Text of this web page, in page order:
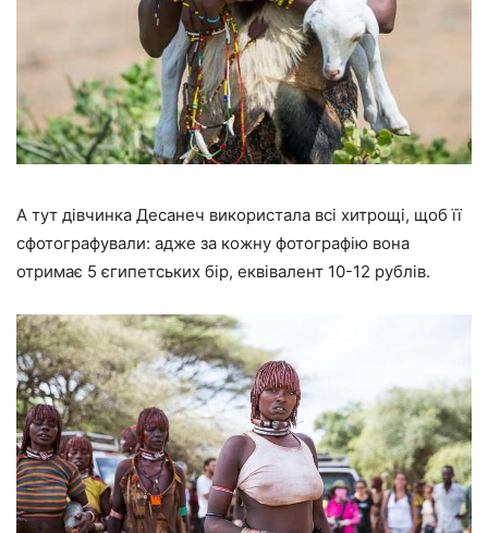
А тут дівчинка Десанеч використала всі хитрощі, щоб її
сфотографували: адже за кожну фотографію вона
отримає 5 єгипетських бір, еквівалент 10-12 рублів.